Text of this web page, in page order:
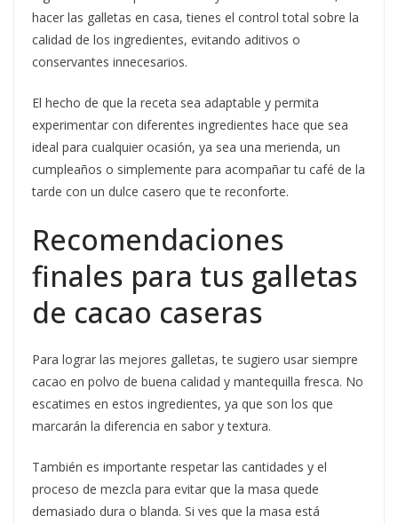
hacer las galletas en casa, tienes el control total sobre la
calidad de los ingredientes, evitando aditivos o
conservantes innecesarios.
El hecho de que la receta sea adaptable y permita
experimentar con diferentes ingredientes hace que sea
ideal para cualquier ocasión, ya sea una merienda, un
cumpleaños o simplemente para acompañar tu café de la
tarde con un dulce casero que te reconforte.
Recomendaciones
finales para tus galletas
de cacao caseras
Para lograr las mejores galletas, te sugiero usar siempre
cacao en polvo de buena calidad y mantequilla fresca. No
escatimes en estos ingredientes, ya que son los que
marcarán la diferencia en sabor y textura.
También es importante respetar las cantidades y el
proceso de mezcla para evitar que la masa quede
demasiado dura o blanda. Si ves que la masa está